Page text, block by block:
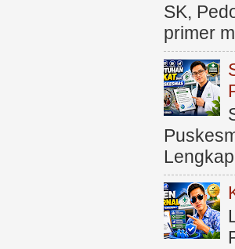
SK,
primer